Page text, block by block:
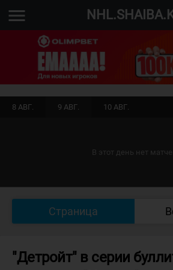
menu
8 АВГ. 9 АВГ. 10 АВГ.
В этот день нет
Страница
"Детройт" в серии